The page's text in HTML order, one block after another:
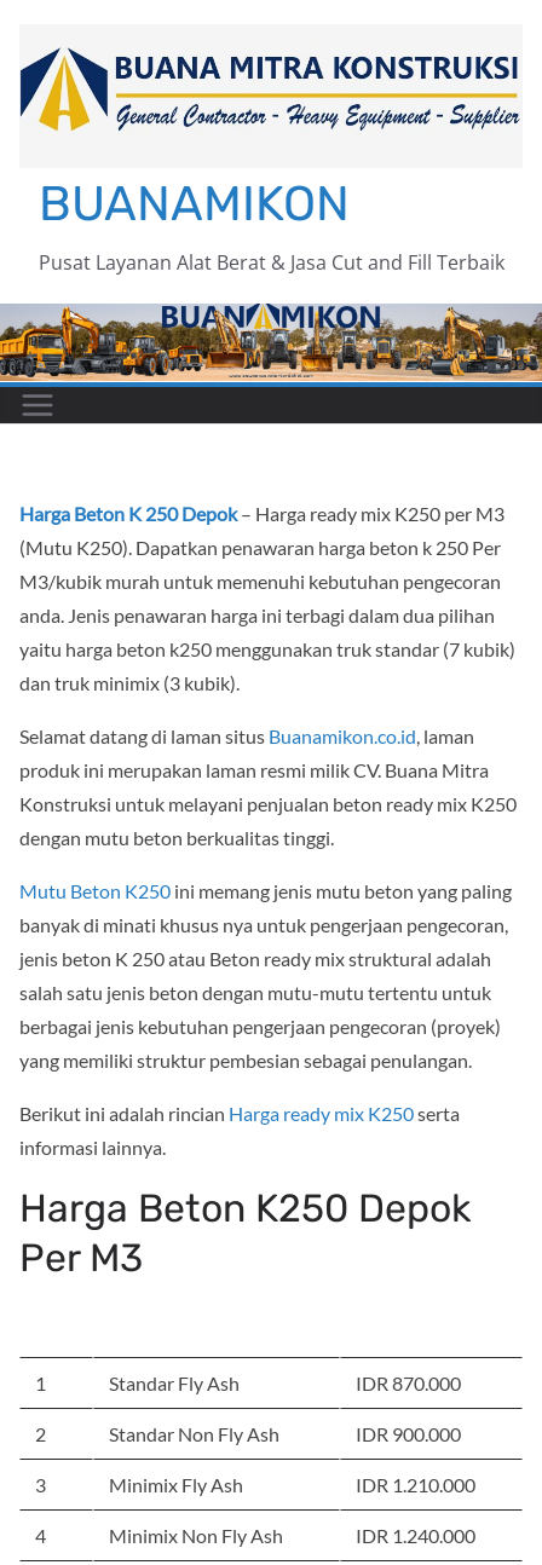
content
BUANAMIKON
Pusat Layanan Alat Berat & Jasa Cut and Fill Terbaik
Harga Beton K 250 Depok– Harga ready mix K250 per M3
(Mutu K250). Dapatkan penawaran harga beton k 250 Per
M3/kubik murah untuk memenuhi kebutuhan pengecoran
anda. Jenis penawaran harga ini terbagi dalam dua pilihan
yaitu harga beton k250 menggunakan truk standar (7 kubik)
dan truk minimix (3 kubik).
Selamat datang di laman situs Buanamikon.co.id , laman
produk ini merupakan laman resmi milik CV. Buana Mitra
Konstruksi untuk melayani penjualan beton ready mix K250
dengan mutu beton berkualitas tinggi.
Mutu Beton K250 ini memang jenis mutu beton yang paling
banyak di minati khusus nya untuk pengerjaan pengecoran,
jenis beton K 250 atau Beton ready mix struktural adalah
salah satu jenis beton dengan mutu-mutu tertentu untuk
berbagai jenis kebutuhan pengerjaan pengecoran (proyek)
yang memiliki struktur pembesian sebagai penulangan.
Berikut ini adalah rincian Harga ready mix K250serta
informasi lainnya.
Harga Beton K250 Depok
Per M3
1 Standar Fly Ash IDR 870.000
2 Standar Non Fly Ash IDR 900.000
3 Minimix Fly Ash IDR 1.210.000
4 Minimix Non Fly Ash IDR 1.240.000